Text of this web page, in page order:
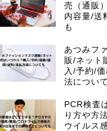
売（通販
内容量/送
も
あつみフ
販/ネット
入/予約/
法につい
PCR検査
り方や方
ウイルス